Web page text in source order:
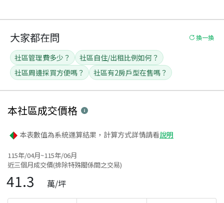
大家都在問 換一換
社區管理費多少？
社區自住/出租比例如何？
社區周邊採買方便嗎？
社區有2房戶型在售嗎？
本社區成交價格
本表數值為系統運算結果，計算方式詳情請看說明
115年/04月~115年/06月
近三個月成交價(排除特殊關係間之交易)
41.3 萬/坪